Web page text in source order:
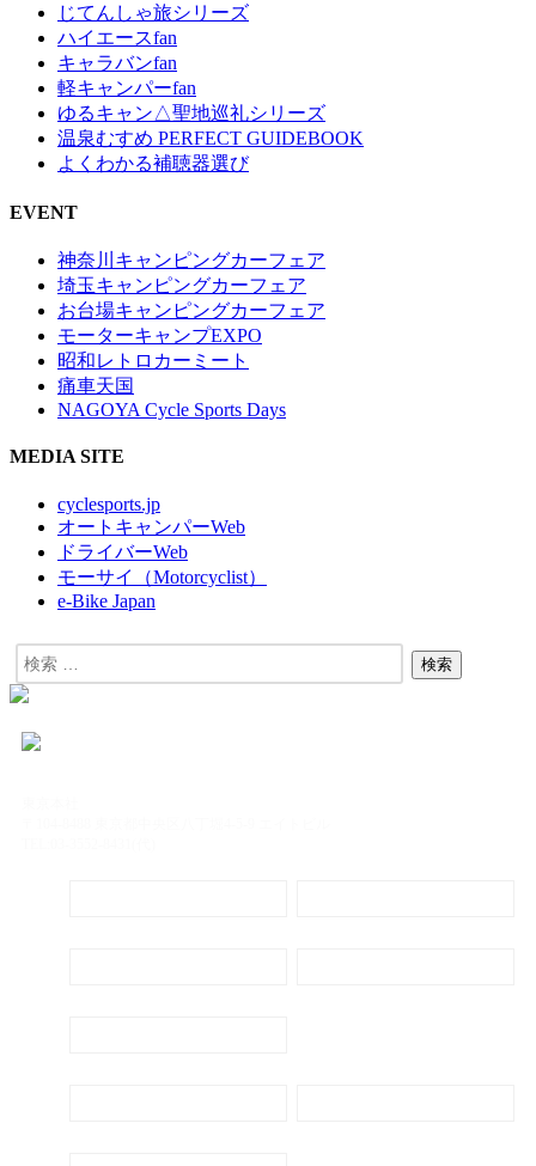
じてんしゃ旅シリーズ
ハイエースfan
キャラバンfan
軽キャンパーfan
ゆるキャン△聖地巡礼シリーズ
温泉むすめ PERFECT GUIDEBOOK
よくわかる補聴器選び
EVENT
神奈川キャンピングカーフェア
埼玉キャンピングカーフェア
お台場キャンピングカーフェア
モーターキャンプEXPO
昭和レトロカーミート
痛車天国
NAGOYA Cycle Sports Days
MEDIA SITE
cyclesports.jp
オートキャンパーWeb
ドライバーWeb
モーサイ（Motorcyclist）
e-Bike Japan